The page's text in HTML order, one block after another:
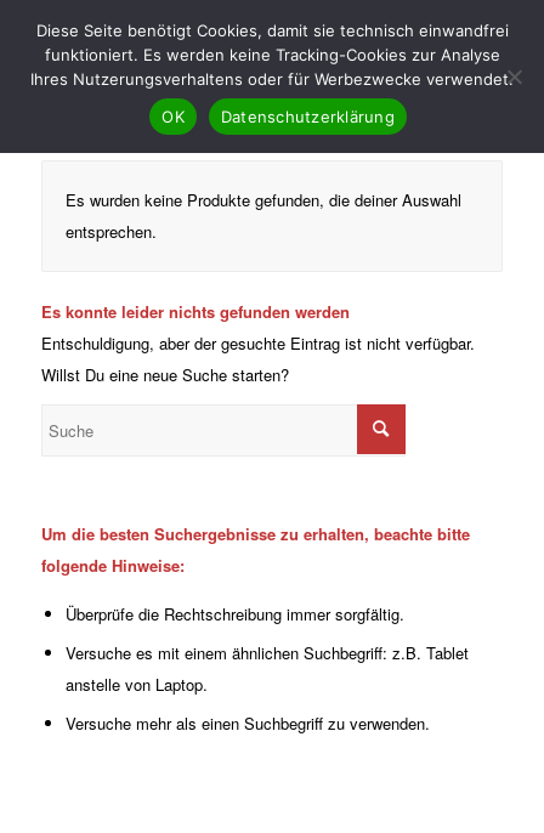
Es wurden keine Produkte gefunden, die deiner Auswahl
entsprechen.
Es konnte leider nichts gefunden werden
Entschuldigung, aber der gesuchte Eintrag ist nicht verfügbar.
Willst Du eine neue Suche starten?
Um die besten Suchergebnisse zu erhalten, beachte bitte
folgende Hinweise:
Überprüfe die Rechtschreibung immer sorgfältig.
Versuche es mit einem ähnlichen Suchbegriff: z.B. Tablet
anstelle von Laptop.
Versuche mehr als einen Suchbegriff zu verwenden.
Diese Seite benötigt Cookies, damit sie technisch einwandfrei
funktioniert. Es werden keine Tracking-Cookies zur Analyse
Ihres Nutzerungsverhaltens oder für Werbezwecke verwendet.
OK
Datenschutzerklärung